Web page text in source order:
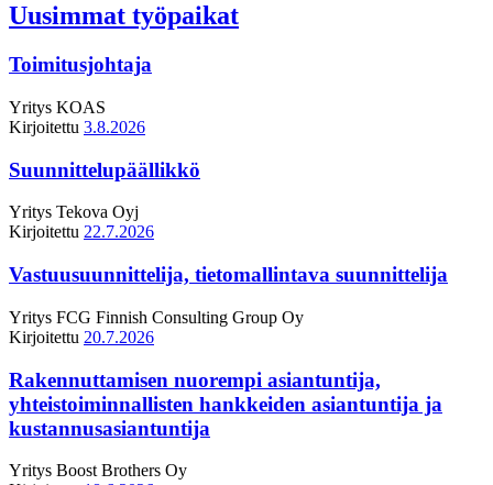
Uusimmat työpaikat
Toimitusjohtaja
Yritys KOAS
Kirjoitettu 3.8.2026
Suunnittelupäällikkö
Yritys Tekova Oyj
Kirjoitettu 22.7.2026
Vastuusuunnittelija, tietomallintava suunnittelija
Yritys FCG Finnish Consulting Group Oy
Kirjoitettu 20.7.2026
Rakennuttamisen nuorempi asiantuntija,
yhteistoiminnallisten hankkeiden asiantuntija ja
kustannusasiantuntija
Yritys Boost Brothers Oy